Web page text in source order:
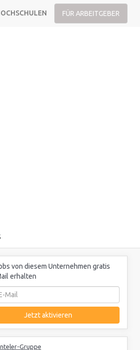
FÜR ARBEITGEBER
von diesem Unternehmen gratis
erhalten
Jetzt aktivieren
Gruppe